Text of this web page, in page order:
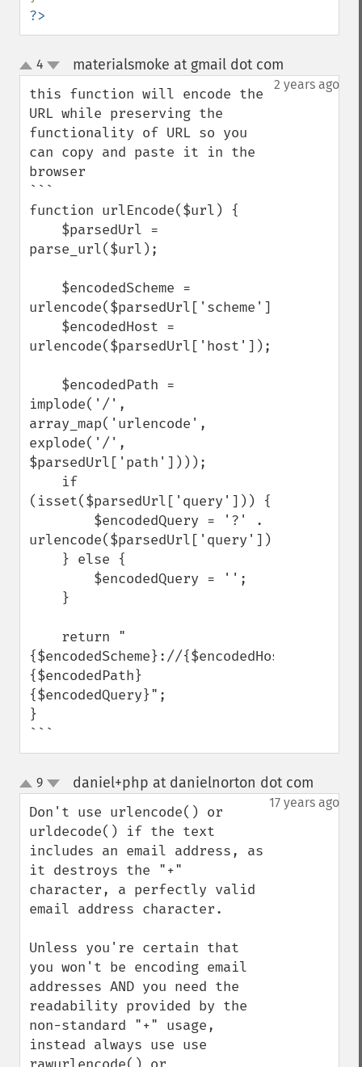
?>
up
down
4 materialsmoke at gmail dot com
2 years ago
this function will encode the
URL while preserving the
functionality of URL so you
can copy and paste it in the
browser
```
function urlEncode($url) {
parse_url($url);
urlencode($parsedUrl['scheme']);
urlencode($parsedUrl['host']);
implode('/',
array_map('urlencode',
explode('/',
$parsedUrl['path'])));
(isset($parsedUrl['query'])) {
urlencode($parsedUrl['query']);
{$encodedScheme}://{$encodedHost}
{$encodedPath}
{$encodedQuery}";
}
```
up
down
9 daniel+php at danielnorton dot com
17 years ago
Don't use urlencode() or
urldecode() if the text
includes an email address, as
it destroys the "+"
character, a perfectly valid
email address character.
Unless you're certain that
you won't be encoding email
addresses AND you need the
readability provided by the
non-standard "+" usage,
instead always use use